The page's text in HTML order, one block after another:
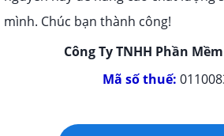
mình. Chúc bạn thành công!
Công Ty TNHH Phần Mềm
Mã số thuế: